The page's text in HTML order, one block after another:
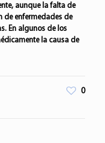
aunque la falta de
de enfermedades de
En algunos de los
la causa de
0